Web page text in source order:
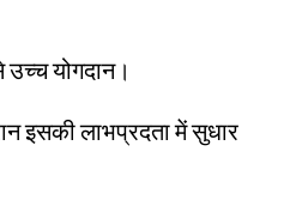
योगदान।
इसकी लाभप्रदता में सुधार